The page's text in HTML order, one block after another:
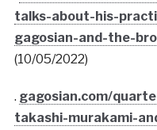
talks-about-his-
gagosian-and-the-
(10/05/2022)
. gagosian.com/
takashi-murakami-